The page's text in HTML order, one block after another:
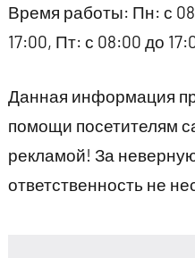
Время работы: Пн: с
17:00, Пт: с 08:00 до
Данная информация
помощи посетителям
рекламой! За
ответственность не